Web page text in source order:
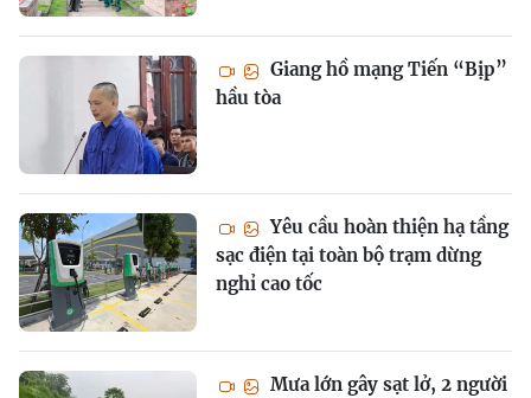
Giang hồ mạng Tiến “Bịp”
hầu tòa
Yêu cầu hoàn thiện hạ tầng
sạc điện tại toàn bộ trạm dừng
nghỉ cao tốc
Mưa lớn gây sạt lở, 2 người